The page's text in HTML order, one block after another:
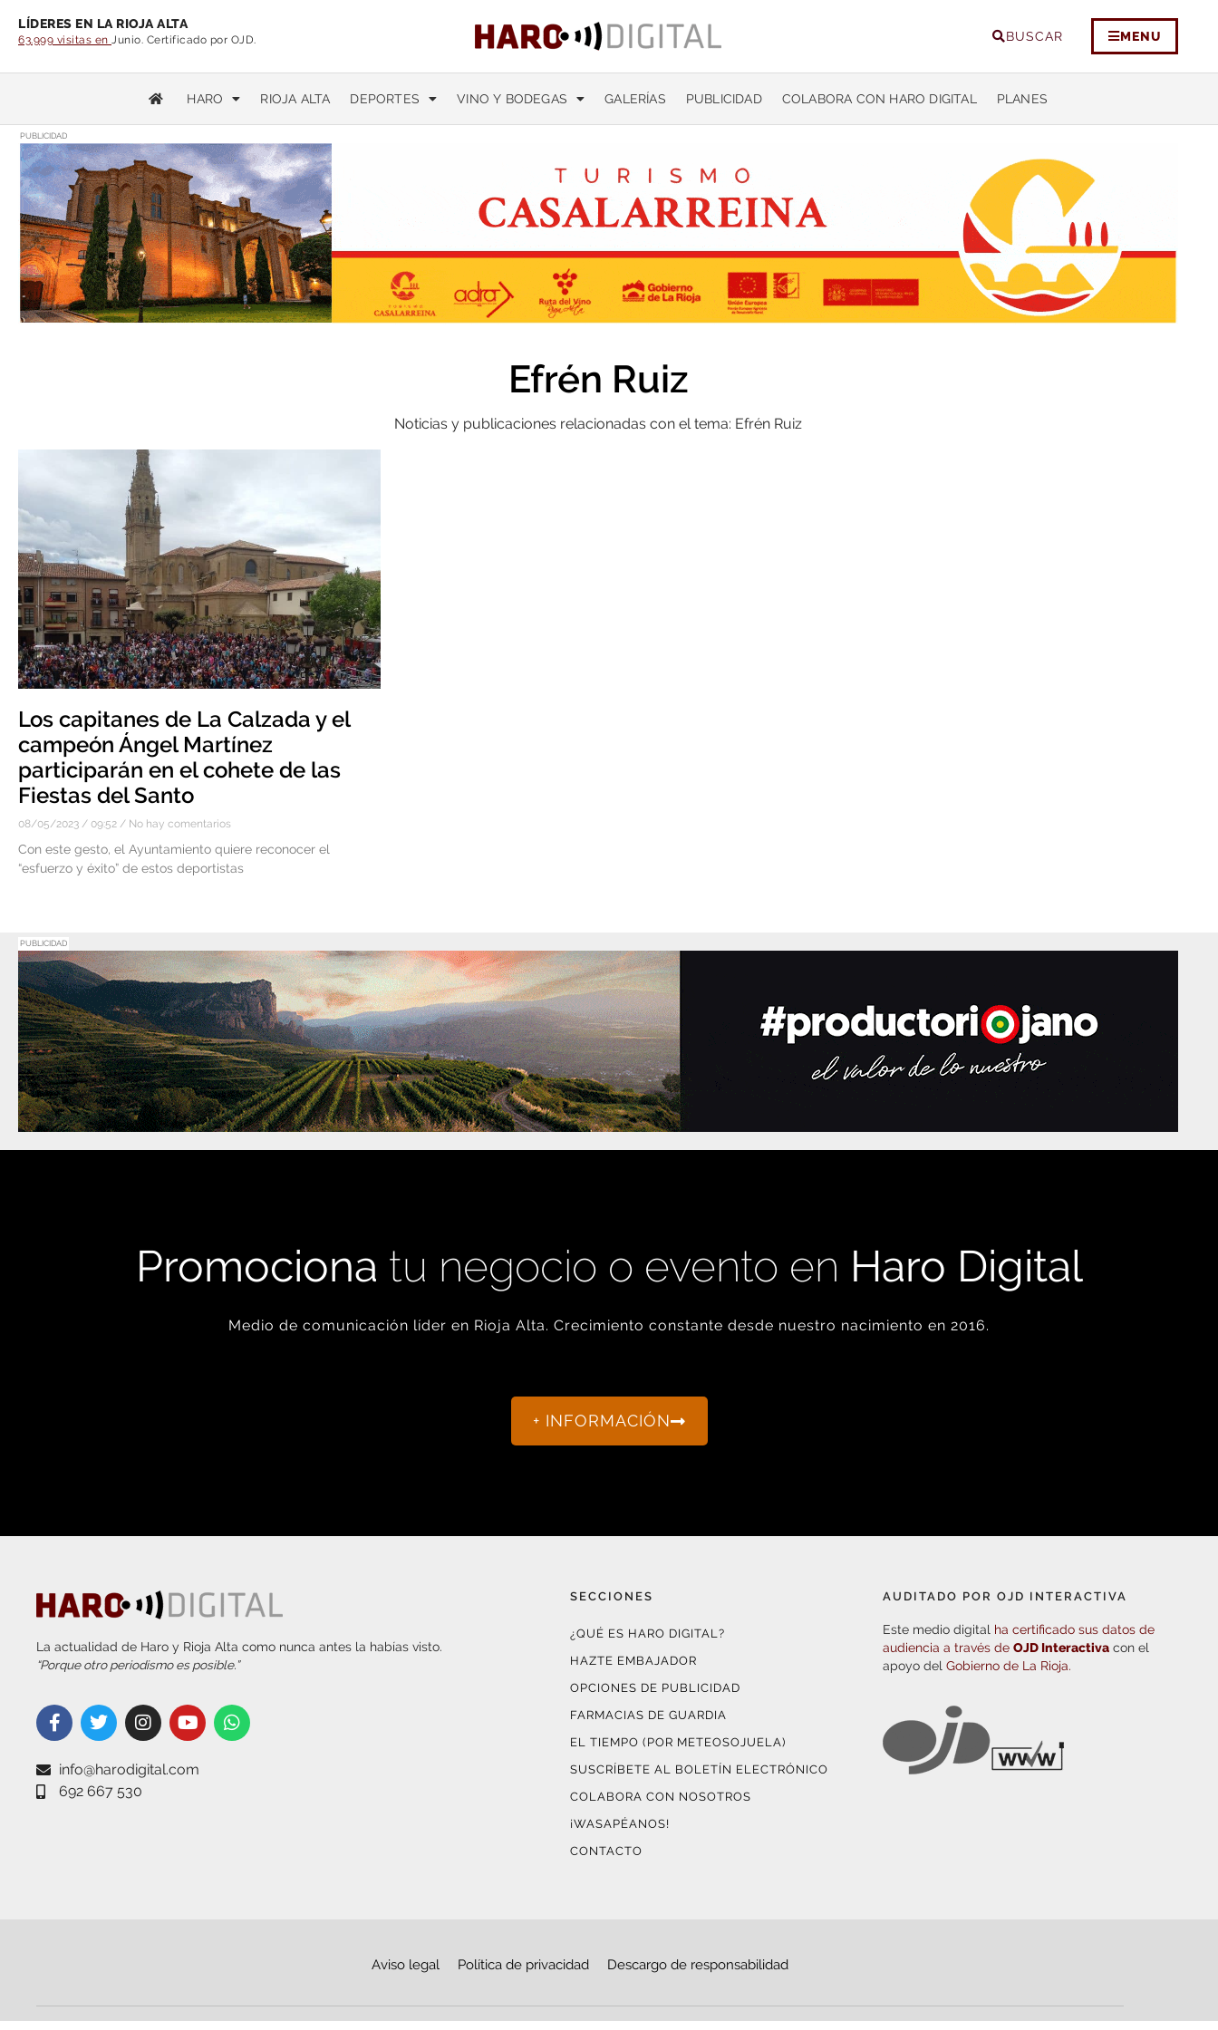
LÍDERES EN LA RIOJA ALTA
63.999 visitas en Junio. Certificado por OJD. BUSCAR MENU
HARO RIOJA ALTA DEPORTES VINO Y BODEGAS GALERÍAS PUBLICIDAD COLABORA CON HARO DIGITAL PLANES
PUBLICIDAD
Efrén Ruiz
Noticias y publicaciones relacionadas con el tema: Efrén Ruiz
Los capitanes de La Calzada y el
campeón Ángel Martínez
participarán en el cohete de las
Fiestas del Santo
08/05/2023 09:52 No hay comentarios
Con este gesto, el Ayuntamiento quiere reconocer el
“esfuerzo y éxito” de estos deportistas
PUBLICIDAD
Promociona tu negocio o evento en Haro Digital
Medio de comunicación líder en Rioja Alta. Crecimiento constante desde nuestro nacimiento en 2016.
+ INFORMACIÓN
La actualidad de Haro y Rioja Alta como nunca antes la habías visto.
“Porque otro periodismo es posible.”
info@harodigital.com
692 667 530
SECCIONES
¿QUÉ ES HARO DIGITAL?
HAZTE EMBAJADOR
OPCIONES DE PUBLICIDAD
FARMACIAS DE GUARDIA
EL TIEMPO (POR METEOSOJUELA)
SUSCRÍBETE AL BOLETÍN ELECTRÓNICO
COLABORA CON NOSOTROS
¡WASAPÉANOS!
CONTACTO
AUDITADO POR OJD INTERACTIVA
Este medio digital ha certificado sus datos de
audiencia a través deOJD Interactiva con el
apoyo delGobierno de La Rioja.
Aviso legal Política de privacidad Descargo de responsabilidad